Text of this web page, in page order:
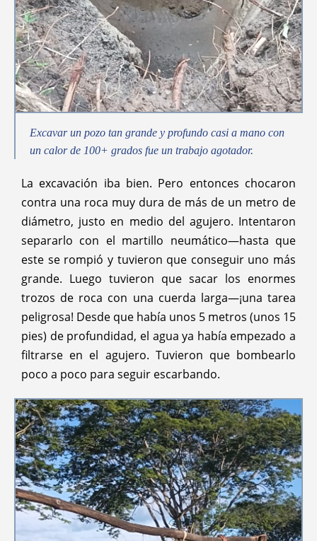
Excavar un pozo tan grande y profundo casi a mano con
un calor de 100+ grados fue un trabajo agotador.
La excavación iba bien. Pero entonces chocaron
contra una roca muy dura de más de un metro de
diámetro, justo en medio del agujero. Intentaron
separarlo con el martillo neumático—hasta que
este se rompió y tuvieron que conseguir uno más
grande. Luego tuvieron que sacar los enormes
trozos de roca con una cuerda larga—¡una tarea
peligrosa! Desde que había unos 5 metros (unos 15
pies) de profundidad, el agua ya había empezado a
filtrarse en el agujero. Tuvieron que bombearlo
poco a poco para seguir escarbando.